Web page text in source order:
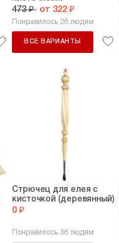
473 ₽ от 322 ₽
Понравилось 26 людям
ВСЕ ВАРИАНТЫ
Стрючец для елея с
кисточкой (деревянный)
0 ₽
Понравилось 36 людям